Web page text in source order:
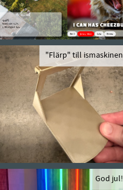
"Flärp" till ismaskinen
God jul!